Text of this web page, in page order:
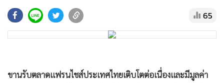
65
ขานรับตลาดแฟรนไชส์ประเทศไทยเติบโตต่อเนื่องและมีมูลค่า